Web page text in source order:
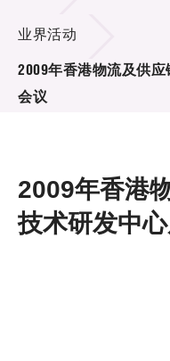
项目及资助计划
活动及消息
新闻中心
业界活动
2009年香港物流及供
会议
2009年香港
技术研发中